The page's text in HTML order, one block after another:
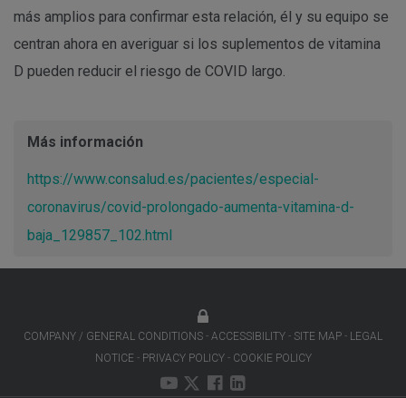
más amplios para confirmar esta relación, él y su equipo se
centran ahora en averiguar si los suplementos de vitamina
D pueden reducir el riesgo de COVID largo.
Más información
https://www.consalud.es/pacientes/especial-
coronavirus/covid-prolongado-aumenta-vitamina-d-
baja_129857_102.html
COMPANY / GENERAL CONDITIONS ACCESSIBILITY SITE MAP
LEGAL
NOTICE
PRIVACY POLICY COOKIE POLICY